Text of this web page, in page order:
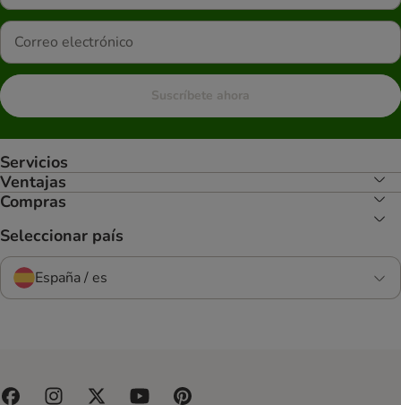
Suscríbete ahora
Servicios
Ventajas
Compras
Seleccionar país
España / es